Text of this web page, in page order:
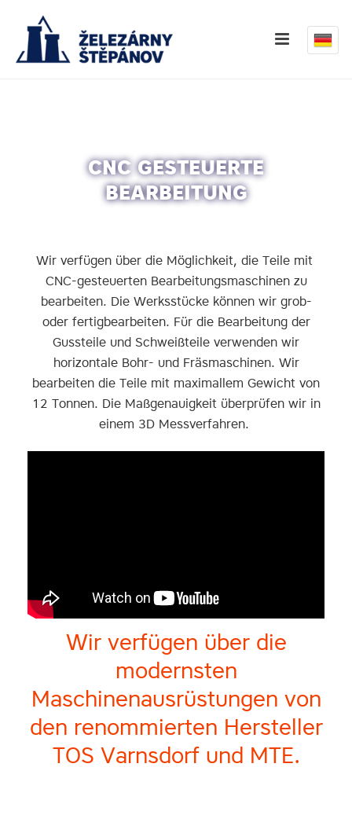
CNC GESTEUERTE
BEARBEITUNG
Wir verfügen über die Möglichkeit, die Teile mit
CNC-gesteuerten Bearbeitungsmaschinen zu
bearbeiten. Die Werksstücke können wir grob-
oder fertigbearbeiten. Für die Bearbeitung der
Gussteile und Schweißteile verwenden wir
horizontale Bohr- und Fräsmaschinen. Wir
bearbeiten die Teile mit maximallem Gewicht von
12 Tonnen. Die Maßgenauigkeit überprüfen wir in
einem 3D Messverfahren.
Wir verfügen über die
modernsten
Maschinenausrüstungen von
den renommierten Hersteller
TOS Varnsdorf und MTE.